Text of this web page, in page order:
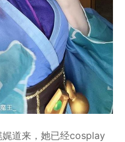
道来，她已经cosplay